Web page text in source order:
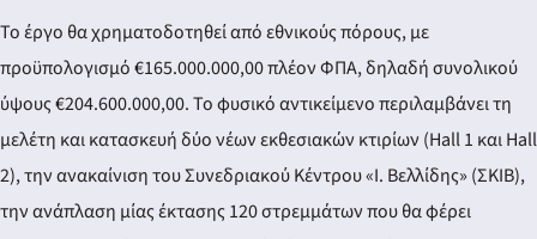
Το έργο θα χρηματοδοτηθεί από εθνικούς πόρους, με
προϋπολογισμό €165.000.000,00 πλέον ΦΠΑ, δηλαδή συνολικού
ύψους €204.600.000,00. Το φυσικό αντικείμενο περιλαμβάνει τη
μελέτη και κατασκευή δύο νέων εκθεσιακών κτιρίων (Hall 1 και Hall
2), την ανακαίνιση του Συνεδριακού Κέντρου «Ι. Βελλίδης» (ΣΚΙΒ),
την ανάπλαση μίας έκτασης 120 στρεμμάτων που θα φέρει